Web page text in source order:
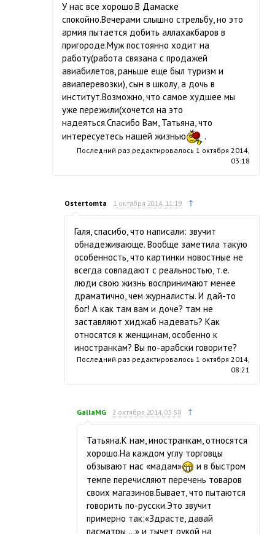
У нас все хорошо.В Дамаске
спокойно.Вечерами слышно стрельбу, но это
армия пытается добить аллахакбаров в
пригороде.Муж постоянно ходит на
работу(работа связана с продажей
авиабилетов, раньше еще был туризм и
авиаперевозки), сын в школу, а дочь в
институт.Возможно, что самое худшее мы
уже пережили(хочется на это
надеяться.Спасибо Вам, Татьяна, что
интересуетесь нашей жизнью
.
Последний раз редактировалось 1 октября 2014,
03:18
Ostertomta 1 октября 2014, 11:19 ↑
Галя, спасибо, что написали: звучит
обнадеживающе. Вообще заметила такую
особенность, что картинки новостные не
всегда совпадают с реальностью, т.е.
люди свою жизнь воспринимают менее
драматично, чем журналисты. И дай-то
бог! А как там вам и доче? там не
заставляют хиджаб надевать? Как
относятся к женщинам, особенно к
иностранкам? Вы по-арабски говорите?
Последний раз редактировалось 1 октября 2014,
08:21
GallaMG 2 октября 2014, 03:58 ↑
Татьяна.К нам, иностранкам, относятся
хорошо.На каждом углу торговцы
обзывают нас «мадам»
и в быстром
темпе перечисляют перечень товаров
своих магазинов.Бывает, что пытаются
говорить по-русски.Это звучит
примерно так:«Здрасте, давай
пасматры ...» и тычет рукой на